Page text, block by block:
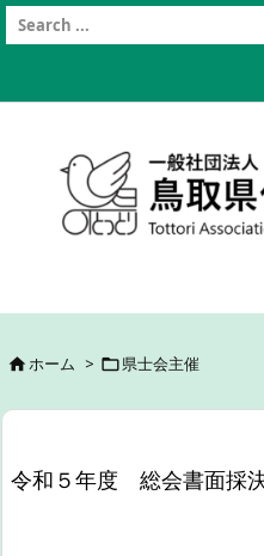
ホーム > 県士会主催
令和５年度 総会書面採